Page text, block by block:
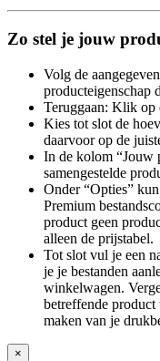
Zo stel je jouw
Volg de
producteigenschap
Teruggaan: Klik op
Kies tot slot de
daarvoor op de
In de kolom “Jouw
samengestelde
Onder “Opties”
Premium
product geen
alleen de prijstabel.
Tot slot vul je een
je je bestanden
winkelwagen.
betreffende
maken van je
×